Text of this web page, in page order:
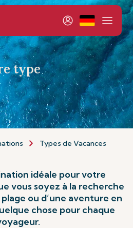
type
Types de Vacances
idéale pour votre
vous soyez à la recherche
plage ou d’une aventure en
chose pour chaque